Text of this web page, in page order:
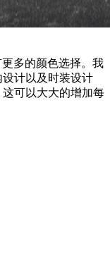
多的颜色选择。我
计以及时装设计
可以大大的增加每